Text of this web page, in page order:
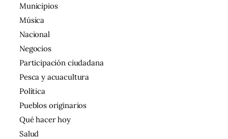
Municipios
Música
Nacional
Negocios
Participación ciudadana
Pesca y acuacultura
Política
Pueblos originarios
Qué hacer hoy
Salud